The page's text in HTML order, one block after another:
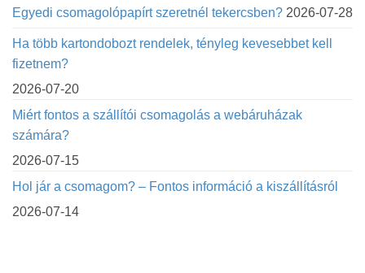
Egyedi csomagolópapírt szeretnél tekercsben? 2026-07-28
Ha több kartondobozt rendelek, tényleg kevesebbet kell
fizetnem?
2026-07-20
Miért fontos a szállítói csomagolás a webáruházak
számára?
2026-07-15
Hol jár a csomagom? – Fontos információ a kiszállításról
2026-07-14